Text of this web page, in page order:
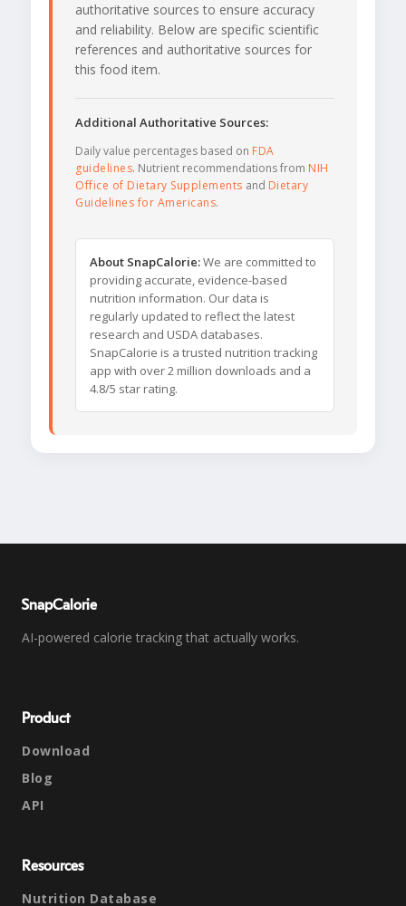
authoritative sources to ensure accuracy
and reliability. Below are specific scientific
references and authoritative sources for
this food item.
Additional Authoritative Sources:
Daily value percentages based on FDA
guidelines. Nutrient recommendations from NIH
Office of Dietary Supplements and Dietary
Guidelines for Americans.
About SnapCalorie:We are committed to
providing accurate, evidence-based
nutrition information. Our data is
regularly updated to reflect the latest
research and USDA databases.
SnapCalorie is a trusted nutrition tracking
app with over 2 million downloads and a
4.8/5 star rating.
SnapCalorie
AI-powered calorie tracking that actually works.
Product
Download
Blog
API
Resources
Nutrition Database